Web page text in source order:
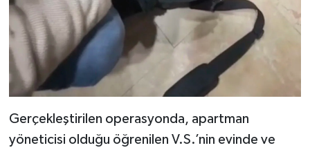
Gerçekleştirilen operasyonda, apartman
yöneticisi olduğu öğrenilen V.S.’nin evinde ve